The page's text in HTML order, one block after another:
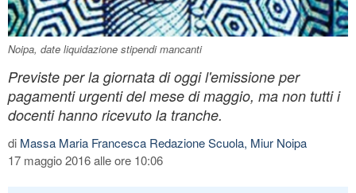
Noipa, date liquidazione stipendi mancanti
Previste per la giornata di oggi l'emissione per
pagamenti urgenti del mese di maggio, ma non tutti i
docenti hanno ricevuto la tranche.
di Massa Maria Francesca Redazione Scuola, Miur Noipa
17 maggio 2016 alle ore 10:06